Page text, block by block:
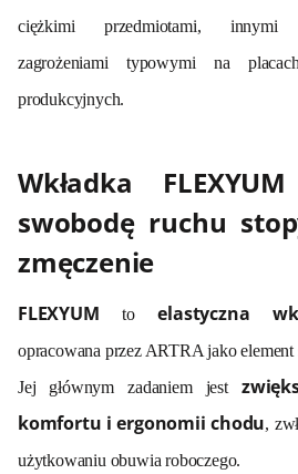
ciężkimi przedmiotami, innymi
zagrożeniami typowymi na
produkcyjnych.
Wkładka
swobodę ruchu
zmęczenie
FLEXYUM toelastyczna
opracowana przez ARTRA jako
Jej głównym zadaniem jest
komfortu i ergonomii chodu,
użytkowaniu obuwia roboczego.